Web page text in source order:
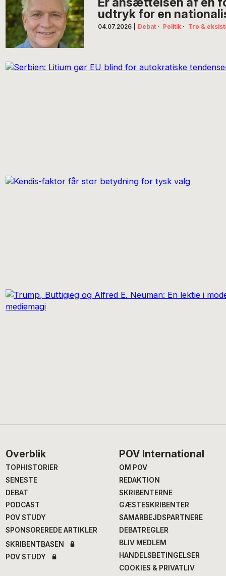
udtryk for en
04.07.2026 Debat · Politik · Tro &
Footer
Overblik
TOPHISTORIER
SENESTE
DEBAT
PODCAST
POV STUDY
SPONSOREREDE ARTIKLER
SKRIBENTBASEN
POV STUDY
POV International
OM POV
REDAKTION
SKRIBENTERNE
GÆSTESKRIBENTER
SAMARBEJDSPARTNERE
DEBATREGLER
BLIV MEDLEM
HANDELSBETINGELSER
COOKIES & PRIVATLIV